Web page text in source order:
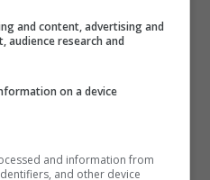
quanto una volta in
and content, advertising and
audience research and
on a device
and information from
and other device